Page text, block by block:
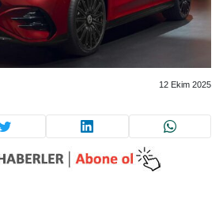
12 Ekim 2025